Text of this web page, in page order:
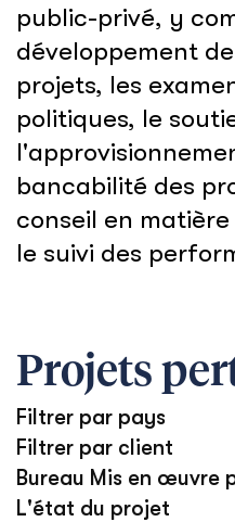
public-privé, y
développement
projets, les
politiques, le
bancabilité des
conseil en
le suivi des
Projets
Filtrer par pays
Filtrer par client
Bureau Mis en œuvre
L'état du projet